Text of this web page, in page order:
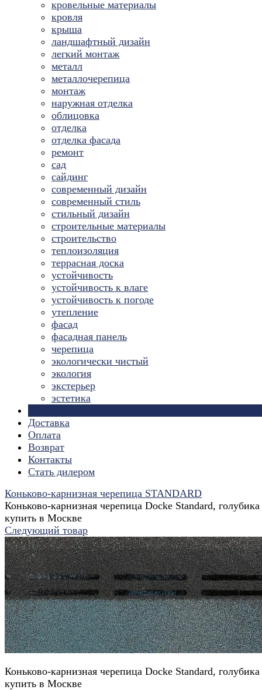
кровельные материалы
кровля
крыша
ландшафтный дизайн
легкий монтаж
металл
металлочерепица
монтаж
наружная отделка
облицовка
отделка
отделка фасада
ремонт
сад
сайдинг
современный дизайн
современный стиль
стильный дизайн
строительные материалы
строительство
теплоизоляция
террасная доска
устойчивость
устойчивость к влаге
устойчивость к погоде
утепление
фасад
фасадная панель
черепица
экологически чистый
экология
экстерьер
эстетика
Доставка
Оплата
Возврат
Контакты
Стать дилером
Коньково-карнизная черепица STANDARD
Коньково-карнизная черепица Docke Standard, голубика
купить в Москве
Следующий товар
Коньково-карнизная черепица Docke Standard, голубика
купить в Москве